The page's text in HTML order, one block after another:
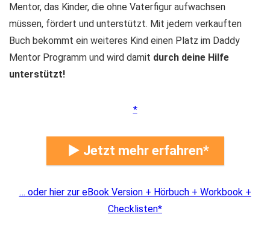
Mentor, das Kinder, die ohne Vaterfigur aufwachsen
müssen, fördert und unterstützt. Mit jedem verkauften
Buch bekommt ein weiteres Kind einen Platz im Daddy
Mentor Programm und wird damit durch deine Hilfe
unterstützt!
► Jetzt mehr erfahren
… oder hier zur eBook Version + Hörbuch + Workbook +
Checklisten